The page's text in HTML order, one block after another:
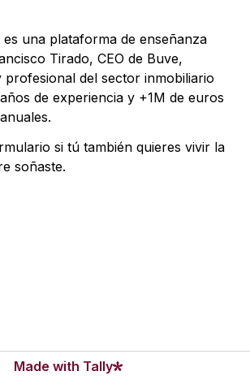
una plataforma de enseñanza
Tirado, CEO de Buve,
profesional del sector inmobiliario
de experiencia y +1M de euros
si tú también quieres vivir la
soñaste.
Made with Tally